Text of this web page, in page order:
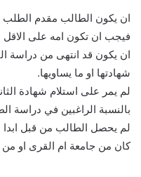
ان يكون الطالب مقدم
فيجب ان تكون امه على الاقل
ان يكون قد انتهى من دراسة
شهادتها او ما يساويها.
بالنسبة الراغبين في دراسة
لم يحصل الطالب من قبل ابدا
كان من جامعة ام القرى او